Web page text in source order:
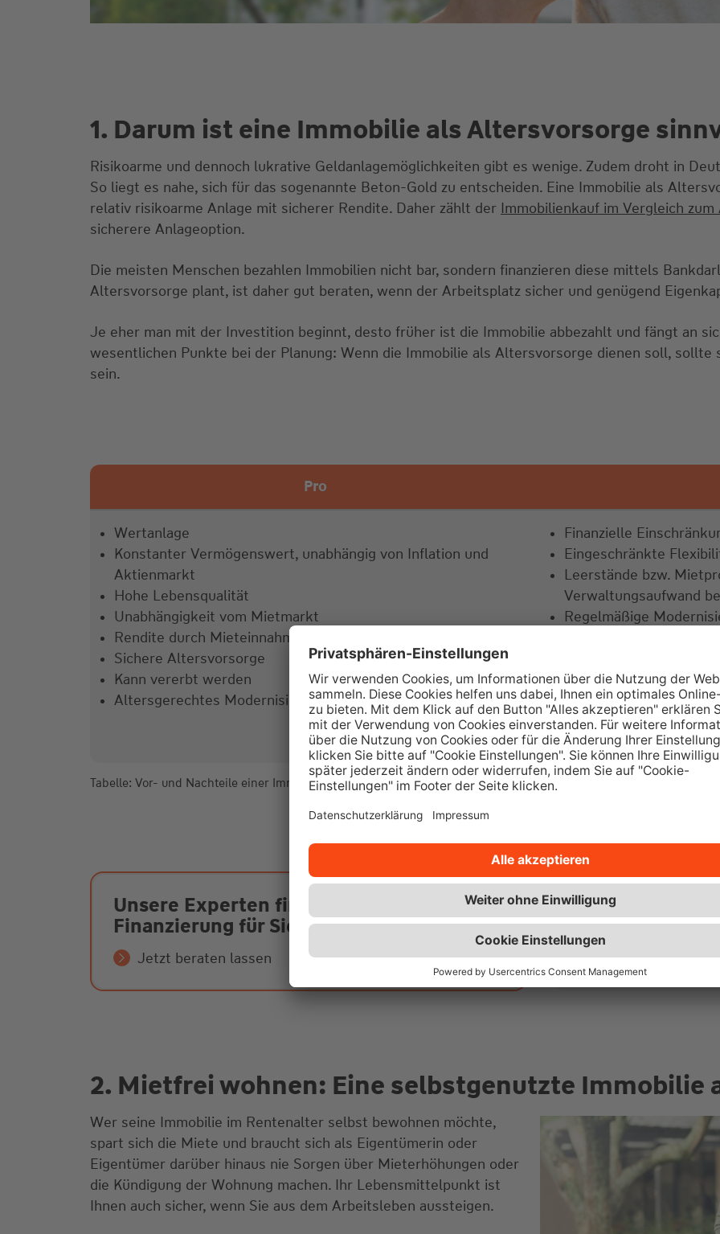
1. Darum ist eine Immobilie als Altersvorsorge
Risikoarme und dennoch lukrative Geldanlagemöglichkeiten gibt es wenige. Zudem droht in
So liegt es nahe, sich für das sogenannte Beton-Gold zu entscheiden. Eine Immobilie als
relativ risikoarme Anlage mit sicherer Rendite. Daher zählt der Immobilienkauf im Vergleich
sicherere Anlageoption.
Die meisten Menschen bezahlen Immobilien nicht bar, sondern finanzieren diese mittels
Altersvorsorge plant, ist daher gut beraten, wenn der Arbeitsplatz sicher und genügend
Je eher man mit der Investition beginnt, desto früher ist die Immobilie abbezahlt und fängt an
wesentlichen Punkte bei der Planung: Wenn die Immobilie als Altersvorsorge dienen soll,
sein.
Pro
Wertanlage
Konstanter Vermögenswert, unabhängig von Inflation und
Aktienmarkt
Hohe Lebensqualität
Unabhängigkeit vom Mietmarkt
Rendite durch Mieteinnahmen oder Verkauf
Sichere Altersvorsorge
Kann vererbt werden
Altersgerechtes Modernisieren möglich
Finanzielle
Eingeschränkte
Leerstände bzw.
Verwaltungsaufwand
Regelmäßige
Tabelle: Vor- und Nachteile einer Immobilie für die Altersvorsorge.
Unsere Experten finden die passende
Finanzierung für Sie
Jetzt beraten lassen
Erfahren Sie,
finanzieren
Mehr zu den
2. Mietfrei wohnen: Eine selbstgenutzte Immobilie
Wer seine Immobilie im Rentenalter selbst bewohnen möchte,
spart sich die Miete und braucht sich als Eigentümerin oder
Eigentümer darüber hinaus nie Sorgen über Mieterhöhungen oder
die Kündigung der Wohnung machen. Ihr Lebensmittelpunkt ist
Ihnen auch sicher, wenn Sie aus dem Arbeitsleben aussteigen.